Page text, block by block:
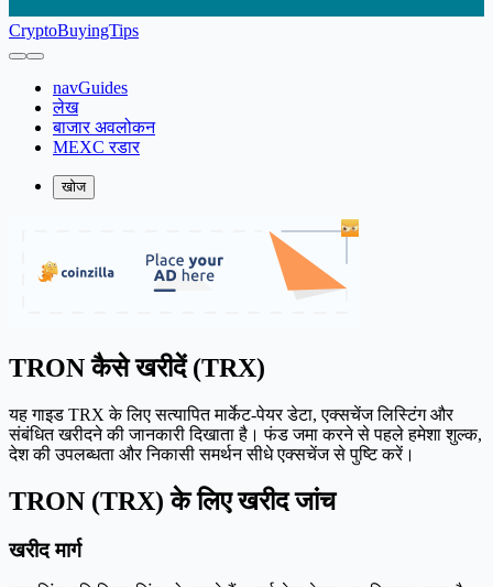
CryptoBuyingTips
navGuides
लेख
बाजार अवलोकन
MEXC रडार
खोज
TRON कैसे खरीदें (TRX)
यह गाइड TRX के लिए सत्यापित मार्केट-पेयर डेटा, एक्सचेंज लिस्टिंग और
संबंधित खरीदने की जानकारी दिखाता है। फंड जमा करने से पहले हमेशा शुल्क,
देश की उपलब्धता और निकासी समर्थन सीधे एक्सचेंज से पुष्टि करें।
TRON (TRX) के लिए खरीद जांच
खरीद मार्ग